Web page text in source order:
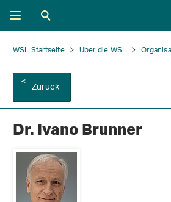
WSL Startseite Über die WSL
Zurück
Dr. Ivano Brunner